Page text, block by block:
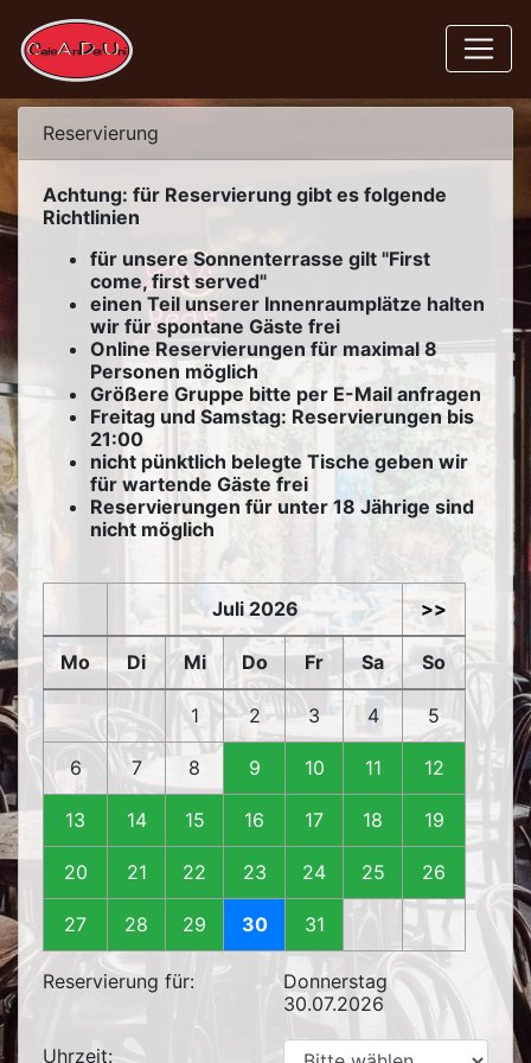
Reservierung
Achtung: für Reservierung gibt es folgende
Richtlinien
für unsere Sonnenterrasse gilt "First
come, first served"
einen Teil unserer Innenraumplätze halten
wir für spontane Gäste frei
Online Reservierungen für maximal 8
Personen möglich
Größere Gruppe bitte per E-Mail anfragen
Freitag und Samstag: Reservierungen bis
21:00
nicht pünktlich belegte Tische geben wir
für wartende Gäste frei
Reservierungen für unter 18 Jährige sind
nicht möglich
Juli 2026 >>
Mo Di Mi Do Fr Sa So
1 2 3 4 5
6 7 8 9 10 11 12
13 14 15 16 17 18 19
20 21 22 23 24 25 26
27 28 29 30 31
Reservierung für:
Donnerstag
30.07.2026
Uhrzeit: